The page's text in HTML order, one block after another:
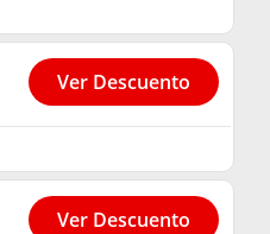
Ver Descuento
Ver Descuento